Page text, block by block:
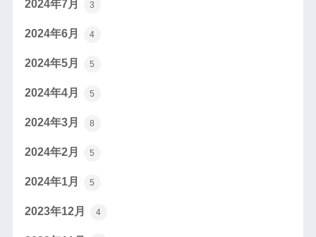
2024年7月 3
2024年6月 4
2024年5月 5
2024年4月 5
2024年3月 8
2024年2月 5
2024年1月 5
2023年12月 4